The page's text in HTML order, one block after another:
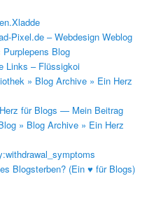
Pixel.de – Webdesign Weblog
Blog
Links – Flüssigkoi
» Blog Archive » Ein Herz
für Blogs — Mein Beitrag
» Blog Archive » Ein Herz
Blogsterben? (Ein ♥ für Blogs)